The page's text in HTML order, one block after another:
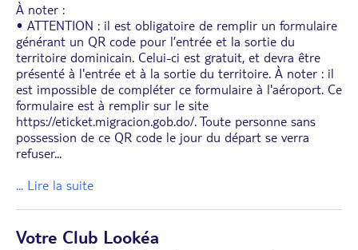
À noter :
• ATTENTION : il est obligatoire de remplir un formulaire
générant un QR code pour l’entrée et la sortie du
territoire dominicain. Celui-ci est gratuit, et devra être
présenté à l'entrée et à la sortie du territoire. À noter : il
est impossible de compléter ce formulaire à l'aéroport. Ce
formulaire est à remplir sur le site
https://eticket.migracion.gob.do/. Toute personne sans
possession de ce QR code le jour du départ se verra
refuser...
... Lire la suite
Votre Club Lookéa